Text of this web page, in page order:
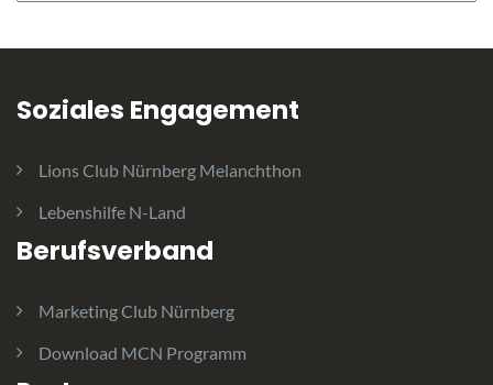
Soziales Engagement
Lions Club Nürnberg Melanchthon
Lebenshilfe N-Land
Berufsverband
Marketing Club Nürnberg
Download MCN Programm